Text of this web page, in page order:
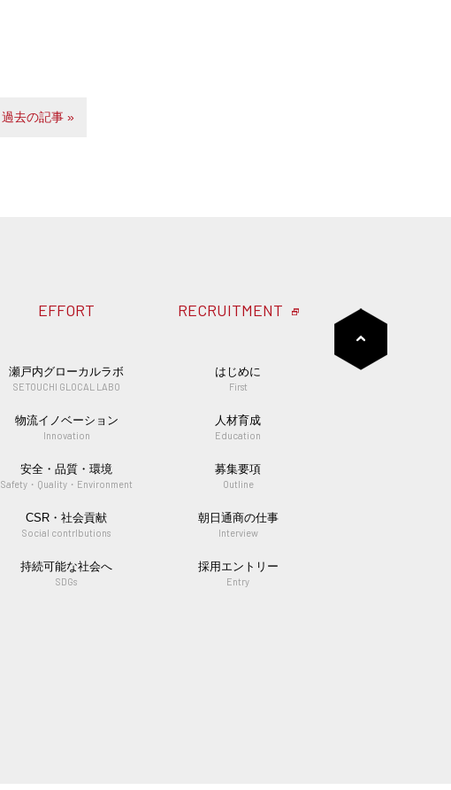
過去の記事 »
EFFORT
瀬戸内グローカルラボ
SETOUCHI GLOCAL LABO
物流イノベーション
Innovation
安全・品質・環境
Safety・Quality・Environment
CSR・社会貢献
Social contrlbutions
持続可能な社会へ
SDGs
RECRUITMENT
はじめに
First
人材育成
Education
募集要項
Outline
朝日通商の仕事
Interview
採用エントリー
Entry